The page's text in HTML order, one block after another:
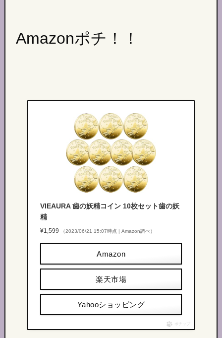
Amazonポチ！！
VIEAURA 歯の妖精コイン 10枚セット歯の妖
精
¥1,599 （2023/06/21 15:07時点 | Amazon調べ）
Amazon
楽天市場
Yahooショッピング
ポチップ